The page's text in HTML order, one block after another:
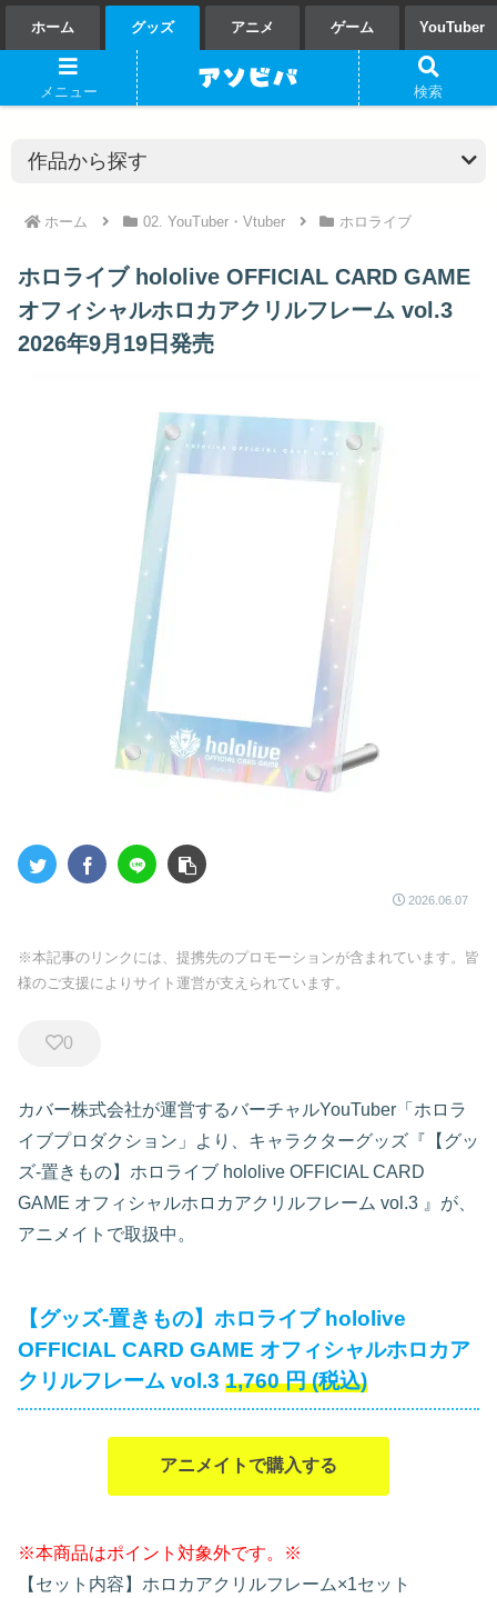
ホーム グッズ アニメ ゲーム YouTuber
ホーム 02. YouTuber・Vtuber ホロライブ
ホロライブ hololive OFFICIAL CARD GAME
オフィシャルホロカアクリルフレーム vol.3
2026年9月19日発売
2026.06.07
※本記事のリンクには、提携先のプロモーションが含まれています。皆
様のご支援によりサイト運営が支えられています。
0
カバー株式会社が運営するバーチャルYouTuber「ホロラ
イブプロダクション」より、キャラクターグッズ『【グッ
ズ-置きもの】ホロライブ hololive OFFICIAL CARD
GAME オフィシャルホロカアクリルフレーム vol.3 』が、
アニメイトで取扱中。
【グッズ-置きもの】ホロライブ hololive
OFFICIAL CARD GAME オフィシャルホロカア
クリルフレーム vol.3 1,760 円 (税込)
アニメイトで購入する
※本商品はポイント対象外です。※
【セット内容】ホロカアクリルフレーム×1セット
メニュー 検索